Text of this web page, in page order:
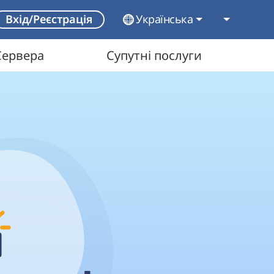
Вхід/Реєстрація Українська
Супутні послуги